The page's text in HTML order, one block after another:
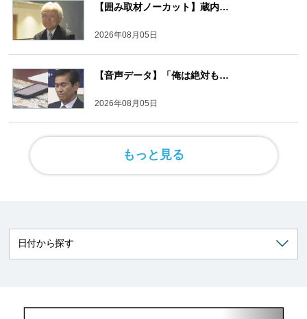
【囲み取材ノーカット】蔵内…
2026年08月05日
【音声データ】「俺は絶対も…
2026年08月05日
もっと見る